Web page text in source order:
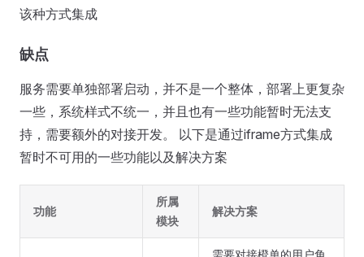
该种方式集成
缺点
服务需要单独部署启动，并不是一个整体，部署上更复杂
一些，系统样式不统一，并且也有一些功能暂时无法支
持，需要额外的对接开发。 以下是通过iframe方式集成
暂时不可用的一些功能以及解决方案
功能
所属
模块
解决方案
需要对接橙单的用户角